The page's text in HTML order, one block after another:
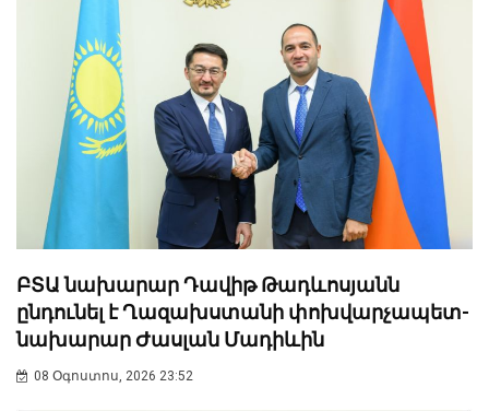
ԲՏԱ նախարար Դավիթ Թադևոսյանն
ընդունել է Ղազախստանի փոխվարչապետ-
նախարար Ժասլան Մադիևին
08 Օգոստոս, 2026 23:52